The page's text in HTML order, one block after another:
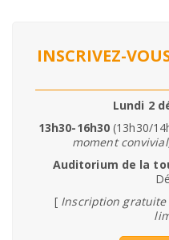
INSCRIVEZ-
Lundi 2
13h30-16h30(13h30/
moment
Auditorium de la
[ Inscription gratuite